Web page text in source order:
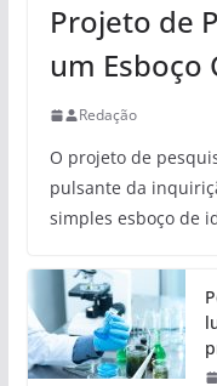
Projeto de
um Esboço
Redação
O projeto de
pulsante da
simples esboço de